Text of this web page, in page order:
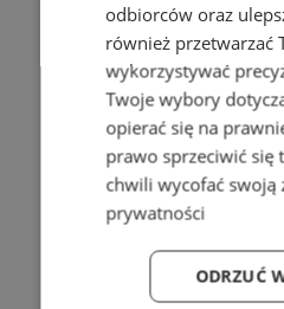
odbiorców oraz
również przetwarzać
wykorzystywać
Twoje wybory
opierać się na
prawo sprzeciwić się
chwili wycofać swoją
prywatności
ODRZUĆ